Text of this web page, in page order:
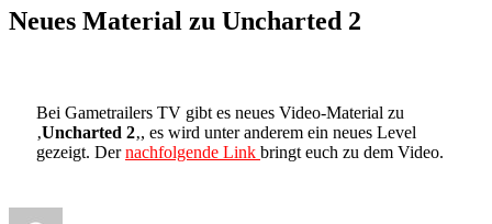
Neues Material zu Uncharted 2
Bei Gametrailers TV gibt es neues Video-Material zu
‚Uncharted 2‚, es wird unter anderem ein neues Level
gezeigt. Dernachfolgende Link bringt euch zu dem Video.